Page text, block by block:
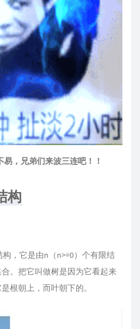
易，兄弟们来波三连吧！！
构
它是由n（n>=0）个有限结
。把它叫做树是因为它看起来
根朝上，而叶朝下的。